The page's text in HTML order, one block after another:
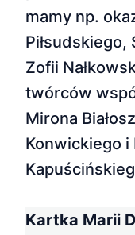
mamy np.
Zofii
twórców
Mirona
Konwickiego i
Kartka Marii